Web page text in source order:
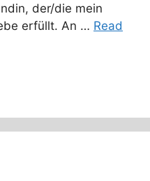
der/die mein
erfüllt. An … Read